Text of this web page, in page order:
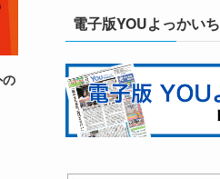
電子版YOUよっかいち